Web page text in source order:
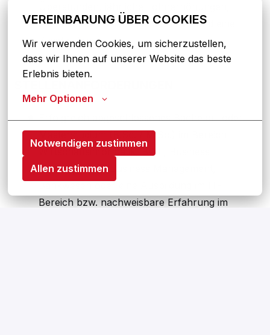
VEREINBARUNG ÜBER COOKIES
Wir verwenden Cookies, um sicherzustellen,
dass wir Ihnen auf unserer Website das beste
Erlebnis bieten.
Mehr Optionen
Notwendigen zustimmen
Allen zustimmen
Weihnachts-, Urlaubsgeld und VL und eine
Zusatz-Rente.
Erfolgreich abgeschlossenes Bachelor- oder
Masterstudium (B.Sc. / M.Sc.) im Bereich
Wirtschaftsinformatik, BWL, Business
Administration, Business Management,
Bankwesen oder eine Ausbildung im IT-
Bereich bzw. nachweisbare Erfahrung im